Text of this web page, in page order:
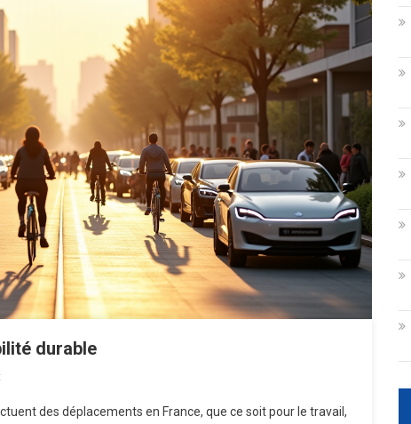
durable
On
Autrementdes déplacements en France, que ce soit pour le travail,